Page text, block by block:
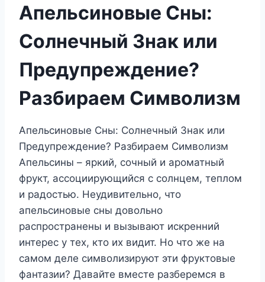
Апельсиновые Сны:
Солнечный Знак или
Предупреждение?
Разбираем Символизм
Апельсиновые Сны: Солнечный Знак или
Предупреждение? Разбираем Символизм
Апельсины – яркий, сочный и ароматный
фрукт, ассоциирующийся с солнцем, теплом
и радостью. Неудивительно, что
апельсиновые сны довольно
распространены и вызывают искренний
интерес у тех, кто их видит. Но что же на
самом деле символизируют эти фруктовые
фантазии? Давайте вместе разберемся в